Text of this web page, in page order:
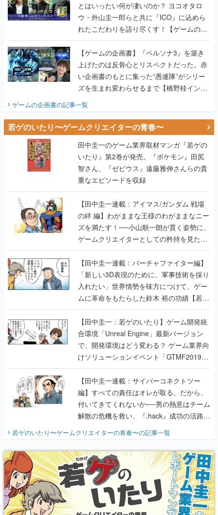
とはいったい何が凄いのか？ ヨコオタロ
ウ・外山圭一郎らと共に『ICO』に込めら
れたこだわりを語り尽くす！【ゲームの企
画書】
【ゲームの企画書】『ペルソナ3』を築き
上げたのは反骨心とリスペクトだった。赤
い企画書のもとに集った“愚連隊”がシリー
ズを生まれ変わらせるまで【橋野桂インタ
ビュー】
ゲームの企画書の記事一覧
若ゲのいたり〜ゲームクリエイターの青春〜
田中圭一のゲーム業界取材マンガ『若ゲの
いたり』第2巻が発売。『ポケモン』田尻
智さん、『ゼビウス』遠藤雅伸さんらの貴
重なエピソードを収録
【田中圭一連載：アイマス/ガンダム 戦場
の絆 編】わがままな王様のわがままなニー
ズを満たす！──小山順一朗が貫く姿勢に、
ゲームクリエイターとしての矜持を見た
【若ゲのいたり最終回】
【田中圭一連載：バーチャファイター編】
「新しい3D表現のために、軍事技術を採り
入れたい」世界情勢を味方につけて、ゲー
ムに革命をもたらした鈴木 裕の功績【若ゲ
のいたり】
【田中圭一：若ゲのいたり】ゲーム開発統
合環境「Unreal Engine」最新バージョン
で、開発環境はどう変わる？ ゲーム業界向
けソリューションイベント「GTMF2019」
に行って、より理解を深めよう【PR】
【田中圭一連載：サイバーコネクトツー
編】すべての責任はオレが取る。だから、
付いてきてくれないか──男の熱意はチーム
解散の危機を救い、『.hack』成功の活路を
開く。業界の快男児・松山 洋に流れる血は
『少年ジャンプ』色だった【若ゲのいた
り】
若ゲのいたり〜ゲームクリエイターの青春〜の記事一覧